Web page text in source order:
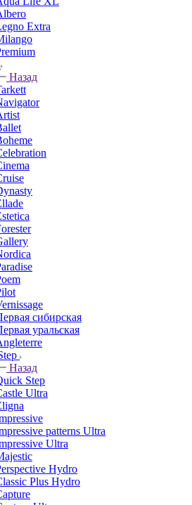
Extra
Назад
сибирская
уральская
Назад
Step
Ultra
patterns Ultra
Ultra
Hydro
Plus Hydro